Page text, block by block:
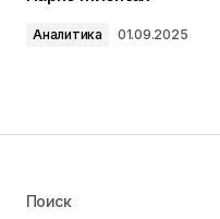
Аналитика 01.09.2025
Поиск